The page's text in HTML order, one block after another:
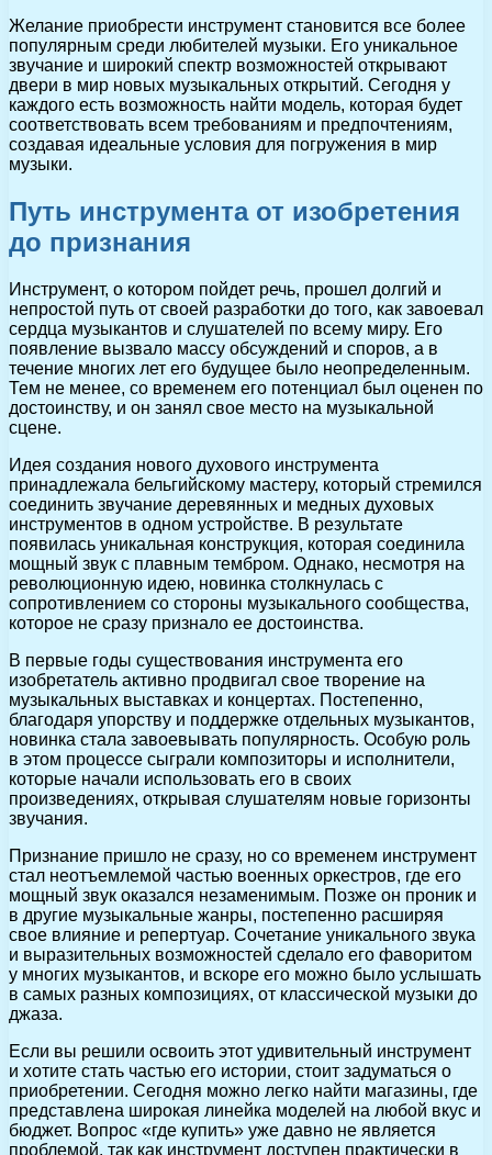
Желание приобрести инструмент становится все более
популярным среди любителей музыки. Его уникальное
звучание и широкий спектр возможностей открывают
двери в мир новых музыкальных открытий. Сегодня у
каждого есть возможность найти модель, которая будет
соответствовать всем требованиям и предпочтениям,
создавая идеальные условия для погружения в мир
музыки.
Путь инструмента от изобретения
до признания
Инструмент, о котором пойдет речь, прошел долгий и
непростой путь от своей разработки до того, как завоевал
сердца музыкантов и слушателей по всему миру. Его
появление вызвало массу обсуждений и споров, а в
течение многих лет его будущее было неопределенным.
Тем не менее, со временем его потенциал был оценен по
достоинству, и он занял свое место на музыкальной
сцене.
Идея создания нового духового инструмента
принадлежала бельгийскому мастеру, который стремился
соединить звучание деревянных и медных духовых
инструментов в одном устройстве. В результате
появилась уникальная конструкция, которая соединила
мощный звук с плавным тембром. Однако, несмотря на
революционную идею, новинка столкнулась с
сопротивлением со стороны музыкального сообщества,
которое не сразу признало ее достоинства.
В первые годы существования инструмента его
изобретатель активно продвигал свое творение на
музыкальных выставках и концертах. Постепенно,
благодаря упорству и поддержке отдельных музыкантов,
новинка стала завоевывать популярность. Особую роль
в этом процессе сыграли композиторы и исполнители,
которые начали использовать его в своих
произведениях, открывая слушателям новые горизонты
звучания.
Признание пришло не сразу, но со временем инструмент
стал неотъемлемой частью военных оркестров, где его
мощный звук оказался незаменимым. Позже он проник и
в другие музыкальные жанры, постепенно расширяя
свое влияние и репертуар. Сочетание уникального звука
и выразительных возможностей сделало его фаворитом
у многих музыкантов, и вскоре его можно было услышать
в самых разных композициях, от классической музыки до
джаза.
Если вы решили освоить этот удивительный инструмент
и хотите стать частью его истории, стоит задуматься о
приобретении. Сегодня можно легко найти магазины, где
представлена широкая линейка моделей на любой вкус и
бюджет. Вопрос «где купить» уже давно не является
проблемой, так как инструмент доступен практически в